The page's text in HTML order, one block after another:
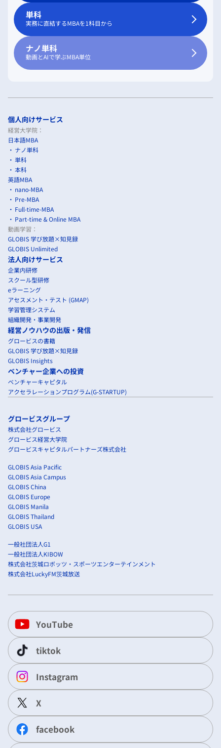
単科
実務に直結するMBAを1科目から
ナノ単科
動画とAIで学ぶMBA単位
個人向けサービス
経営大学院：
日本語MBA
ナノ単科
単科
本科
英語MBA
nano-MBA
Pre-MBA
Full-time-MBA
Part-time & Online MBA
動画学習：
GLOBIS 学び放題×知見録
GLOBIS Unlimited
法人向けサービス
企業内研修
スクール型研修
eラーニング
アセスメント・テスト (GMAP)
学習管理システム
組織開発・事業開発
経営ノウハウの出版・発信
グロービスの書籍
GLOBIS 学び放題×知見録
GLOBIS Insights
ベンチャー企業への投資
ベンチャーキャピタル
アクセラレーションプログラム(G-STARTUP)
グロービスグループ
株式会社グロービス
グロービス経営大学院
グロービスキャピタルパートナーズ株式会社
GLOBIS Asia Pacific
GLOBIS Asia Campus
GLOBIS China
GLOBIS Europe
GLOBIS Manila
GLOBIS Thailand
GLOBIS USA
一般社団法人G1
一般社団法人KIBOW
株式会社茨城ロボッツ・スポーツエンターテインメント
株式会社LuckyFM茨城放送
YouTube
tiktok
Instagram
X
facebook